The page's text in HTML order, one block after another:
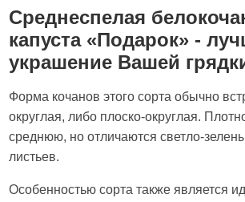
Среднеспелая
капуста «Подарок» -
украшение Вашей
Форма кочанов этого сорта обычно
округлая, либо плоско-округлая.
среднюю, но отличаются светло-
листьев.
Особенностью сорта также является